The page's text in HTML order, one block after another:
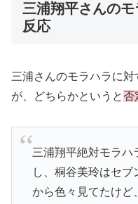
三浦翔平さんの
反応
三浦さんのモラハラに
が、どちらかというと否
三浦翔平絶対モラ
し、桐谷美玲はセ
から色々見てたけど